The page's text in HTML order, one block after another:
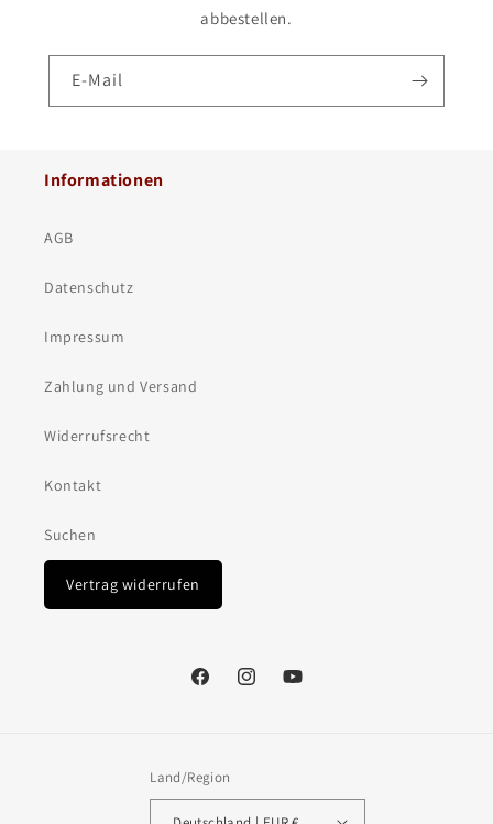
abbestellen.
E-Mail
Informationen
AGB
Datenschutz
Impressum
Zahlung und Versand
Widerrufsrecht
Kontakt
Suchen
Vertrag widerrufen
FacebookInstagramYouTube
Land/Region